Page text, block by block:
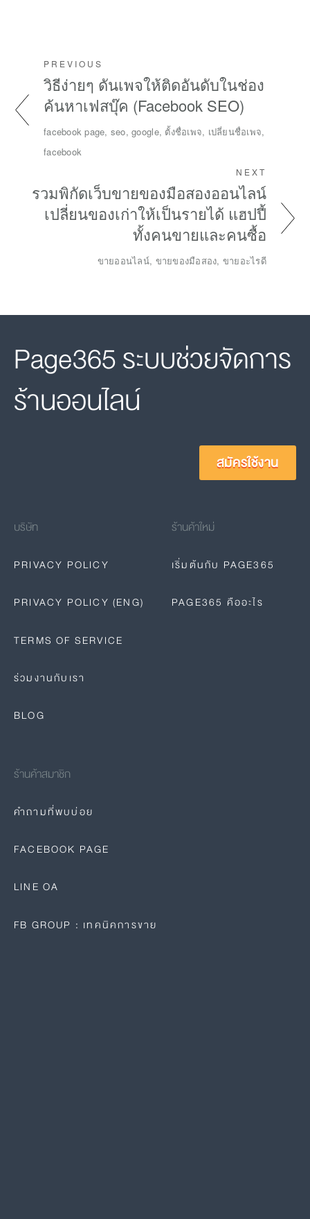
PREVIOUS
วิธีง่ายๆ ดันเพจให้ติดอันดับในช่อง
ค้นหาเฟสบุ๊ค (Facebook SEO)
facebook page, seo, google, ตั้งชื่อเพจ, เปลี่ยนชื่อเพจ,
facebook
NEXT
รวมพิกัดเว็บขายของมือสองออนไลน์
เปลี่ยนของเก่าให้เป็นรายได้ แฮปปี้
ทั้งคนขายและคนซื้อ
ขายออนไลน์, ขายของมือสอง, ขายอะไรดี
Page365 ระบบช่วยจัดการ
ร้านออนไลน์
สมัครใช้งาน
บริษัท
PRIVACY POLICY
PRIVACY POLICY (ENG)
TERMS OF SERVICE
ร่วมงานกับเรา
BLOG
ร้านค้าใหม่
เริ่มต้นกับ PAGE365
PAGE365 คืออะไร
ร้านค้าสมาชิก
คำถามที่พบบ่อย
FACEBOOK PAGE
LINE OA
FB GROUP : เทคนิคการขาย